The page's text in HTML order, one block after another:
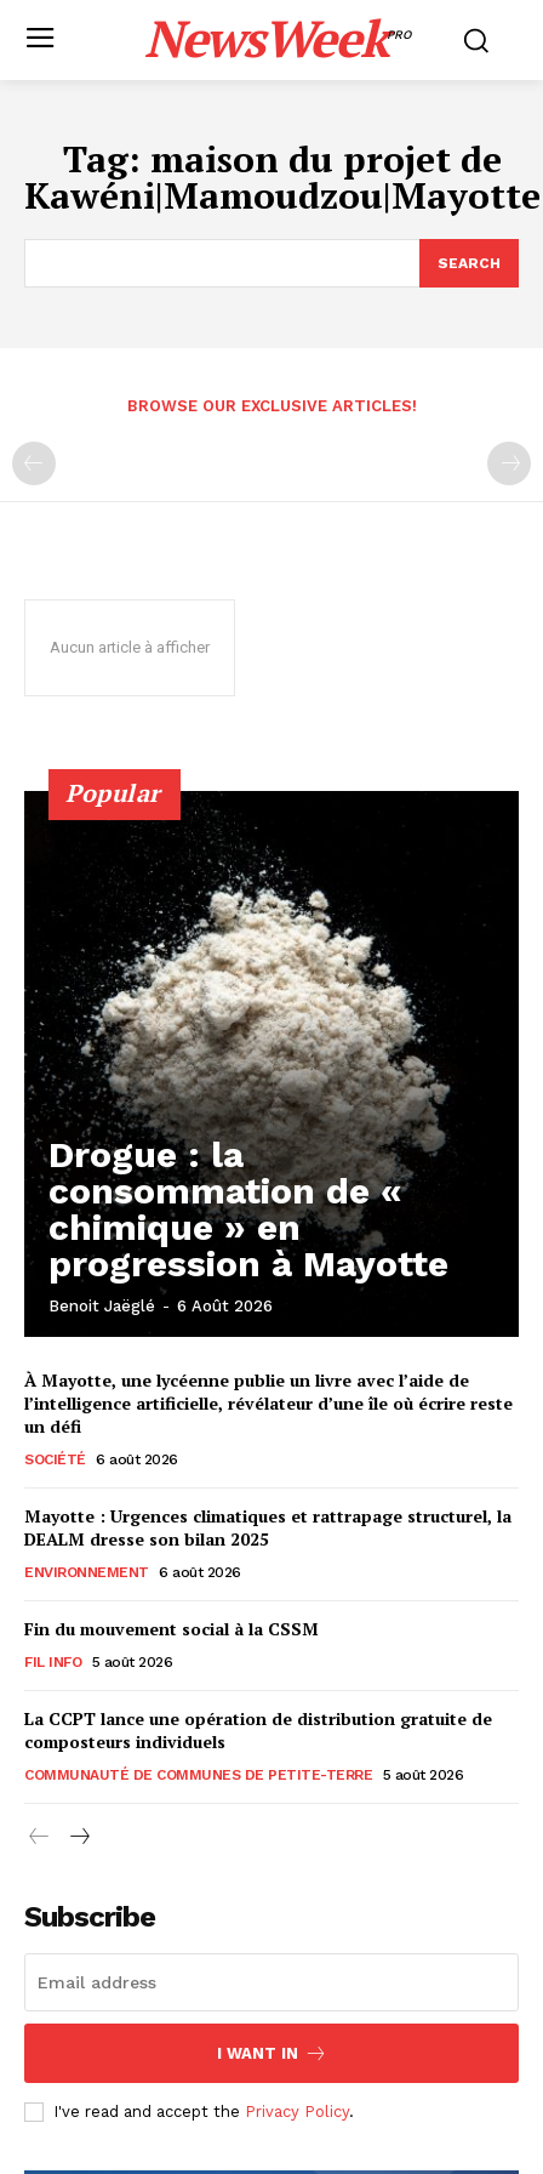
NewsWeekPRO
Tag: maison du projet de
Kawéni|Mamoudzou|Mayotte
SEARCH
BROWSE OUR EXCLUSIVE ARTICLES!
Aucun article à afficher
Popular
Drogue : la
consommation de «
chimique » en
progression à Mayotte
Benoit Jaëglé - 6 Août 2026
À Mayotte, une lycéenne publie un livre avec l’aide de
l’intelligence artificielle, révélateur d’une île où écrire reste
un défi
SOCIÉTÉ 6 août 2026
Mayotte : Urgences climatiques et rattrapage structurel, la
DEALM dresse son bilan 2025
ENVIRONNEMENT 6 août 2026
Fin du mouvement social à la CSSM
FIL INFO 5 août 2026
La CCPT lance une opération de distribution gratuite de
composteurs individuels
COMMUNAUTÉ DE COMMUNES DE PETITE-TERRE 5 août 2026
Subscribe
I WANT IN
I've read and accept the Privacy Policy.